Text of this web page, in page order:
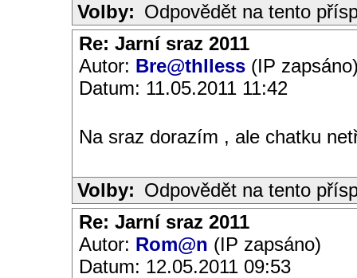
Volby: Odpovědět na tento
Re: Jarní sraz 2011
Autor: Bre@thlless (IP
Datum: 11.05.2011 11:42
Na sraz dorazím , ale chatku
Volby: Odpovědět na tento
Re: Jarní sraz 2011
Autor: Rom@n (IP zapsáno)
Datum: 12.05.2011 09:53